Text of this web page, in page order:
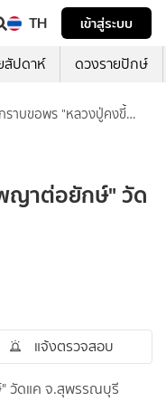
TH
เข้าสู่ระบบ
สัปดาห์ ดวงรายปักษ์
กราบขอพร "หลวงปู่คงขี้
ญาต่อยักษ์" วัด
แจ้งตรวจสอบ